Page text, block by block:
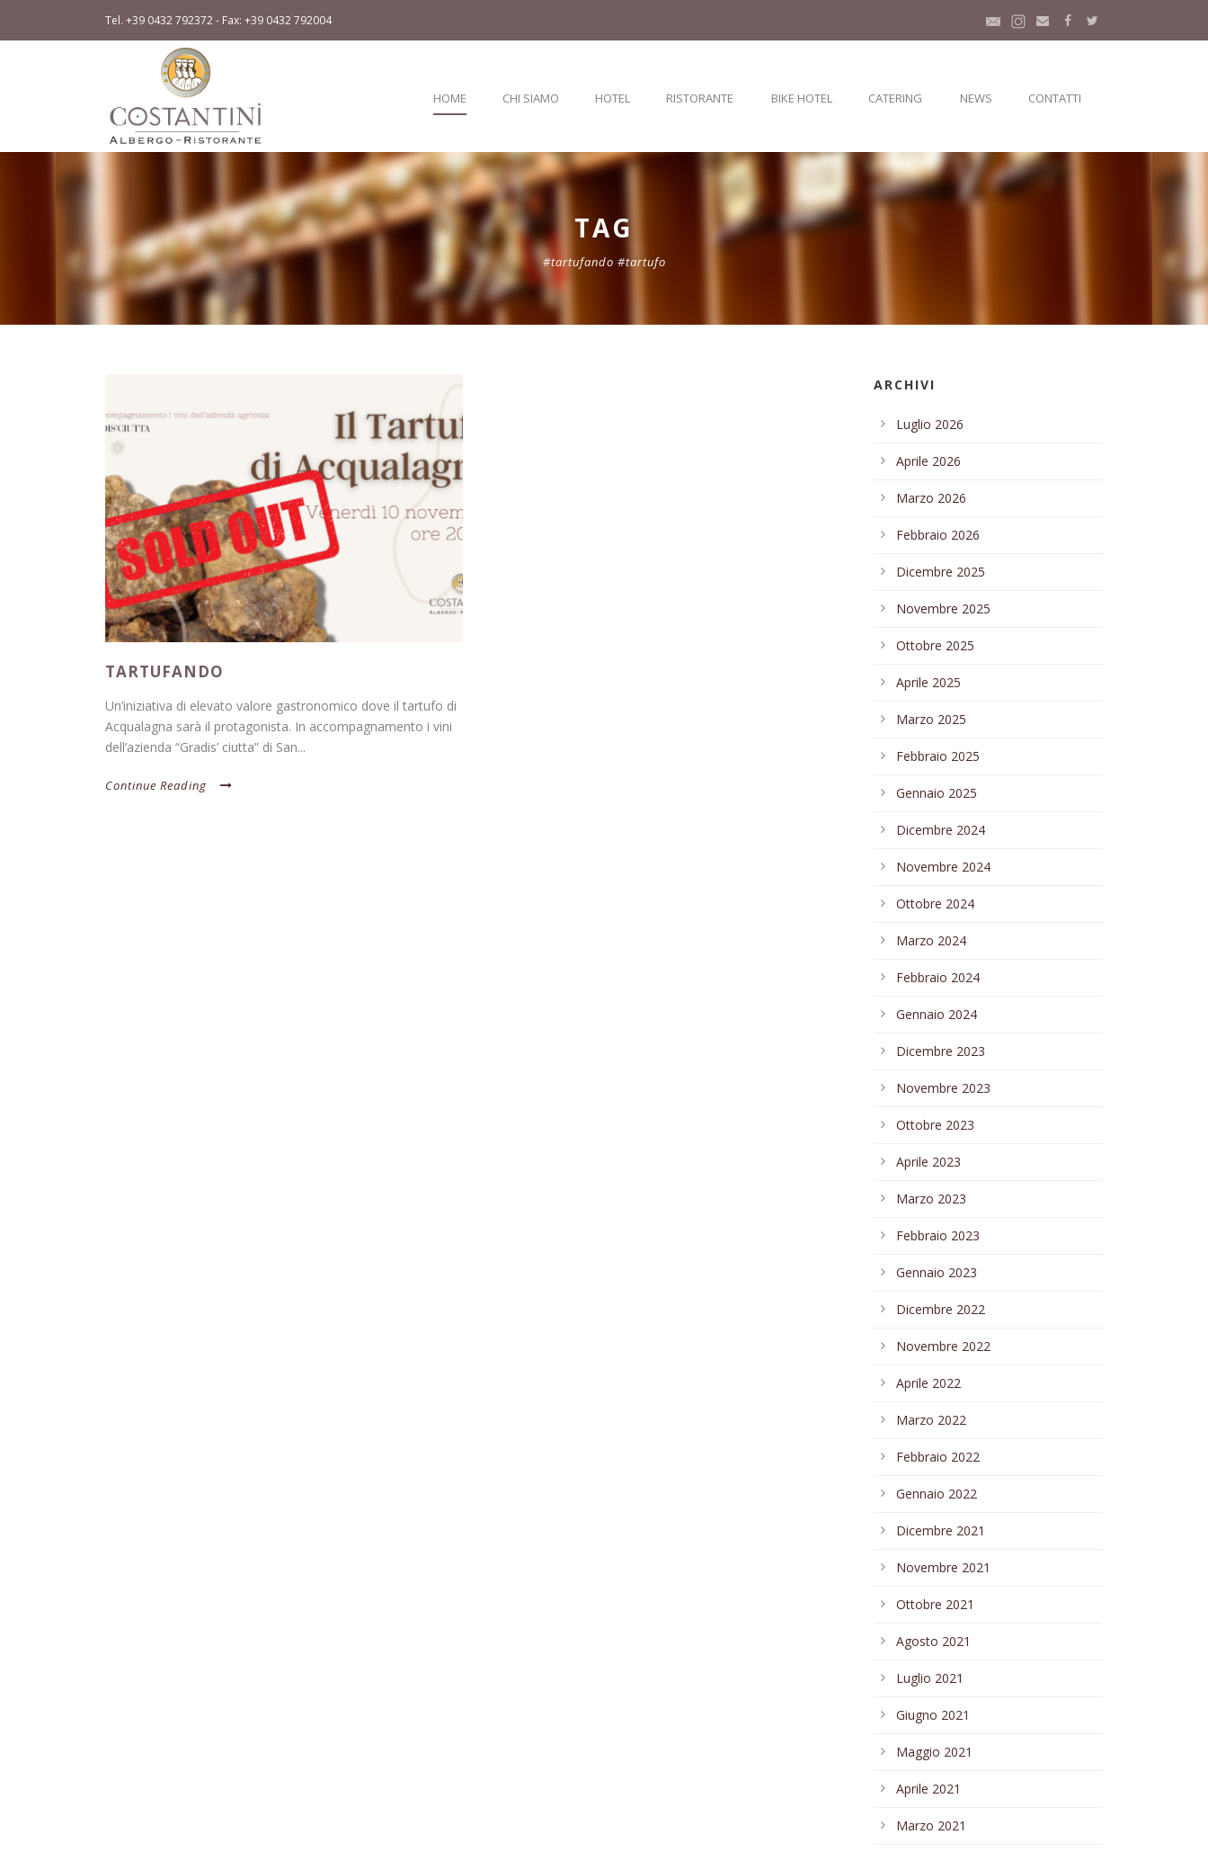
Tel. +39 0432 792372 - Fax: +39 0432 792004
HOME CHI SIAMO HOTEL RISTORANTE BIKE HOTEL CATERING NEWS CONTATTI
TAG
#tartufando #tartufo
TARTUFANDO
Un’iniziativa di elevato valore gastronomico dove il tartufo di
Acqualagna sarà il protagonista. In accompagnamento i vini
dell’azienda “Gradis’ ciutta” di San...
Continue Reading
ARCHIVI
Luglio 2026
Aprile 2026
Marzo 2026
Febbraio 2026
Dicembre 2025
Novembre 2025
Ottobre 2025
Aprile 2025
Marzo 2025
Febbraio 2025
Gennaio 2025
Dicembre 2024
Novembre 2024
Ottobre 2024
Marzo 2024
Febbraio 2024
Gennaio 2024
Dicembre 2023
Novembre 2023
Ottobre 2023
Aprile 2023
Marzo 2023
Febbraio 2023
Gennaio 2023
Dicembre 2022
Novembre 2022
Aprile 2022
Marzo 2022
Febbraio 2022
Gennaio 2022
Dicembre 2021
Novembre 2021
Ottobre 2021
Agosto 2021
Luglio 2021
Giugno 2021
Maggio 2021
Aprile 2021
Marzo 2021